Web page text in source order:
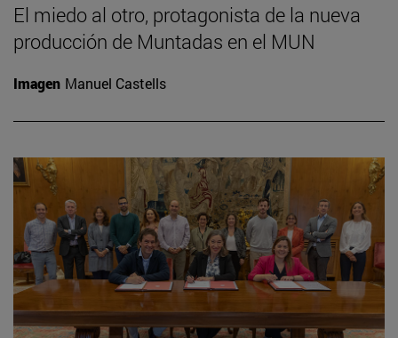
El miedo al otro, protagonista de la nueva
producción de Muntadas en el MUN
Imagen Manuel Castells